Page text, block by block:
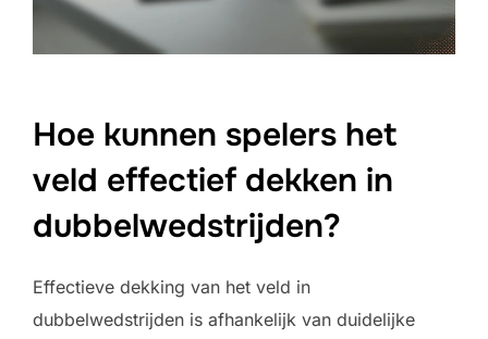
Hoe kunnen spelers het
veld effectief dekken in
dubbelwedstrijden?
Effectieve dekking van het veld in
dubbelwedstrijden is afhankelijk van duidelijke